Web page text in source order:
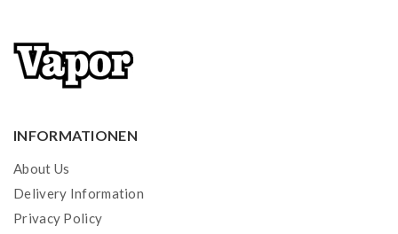
INFORMATIONEN
About Us
Delivery Information
Privacy Policy